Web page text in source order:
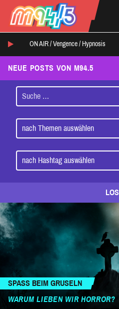
ON AIR / Vengence / Hypnosis
NEUE POSTS VON M94.5
LOS
SPASS BEIM GRUSELN
WARUM LIEBEN WIR HORROR?